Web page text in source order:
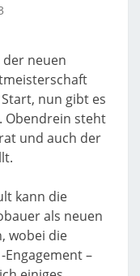
der neuen
nun gibt es
Obendrein steht
und auch der
kann die
als neuen
wobei die
–